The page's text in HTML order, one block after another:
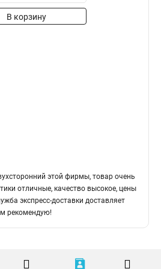
В корзину
этой фирмы, товар очень
отличные, качество высокое, цены
экспресс-доставки доставляет
рекомендую!